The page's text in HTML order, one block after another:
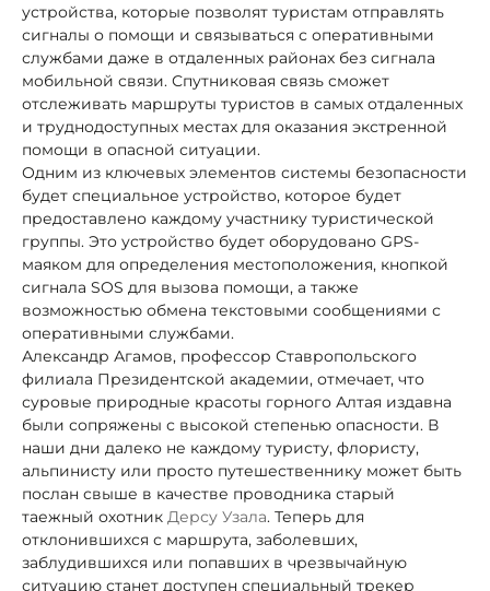
устройства, которые позволят туристам отправлять
сигналы о помощи и связываться с оперативными
службами даже в отдаленных районах без сигнала
мобильной связи. Спутниковая связь сможет
отслеживать маршруты туристов в самых отдаленных
и труднодоступных местах для оказания экстренной
помощи в опасной ситуации.
Одним из ключевых элементов системы безопасности
будет специальное устройство, которое будет
предоставлено каждому участнику туристической
группы. Это устройство будет оборудовано GPS-
маяком для определения местоположения, кнопкой
сигнала SOS для вызова помощи, а также
возможностью обмена текстовыми сообщениями с
оперативными службами.
Александр Агамов, профессор Ставропольского
филиала Президентской академии, отмечает, что
суровые природные красоты горного Алтая издавна
были сопряжены с высокой степенью опасности. В
наши дни далеко не каждому туристу, флористу,
альпинисту или просто путешественнику может быть
послан свыше в качестве проводника старый
таежный охотник Дерсу Узала. Теперь для
отклонившихся с маршрута, заболевших,
заблудившихся или попавших в чрезвычайную
ситуацию станет доступен специальный трекер